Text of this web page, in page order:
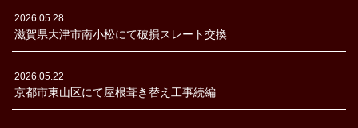
2026.05.28
滋賀県大津市南小松にて破損スレート交換
2026.05.22
京都市東山区にて屋根葺き替え工事続編